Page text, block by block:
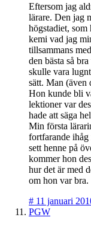
Eftersom jag
lärare. Den jag
högstadiet,
kemi vad jag
tillsammans
den bästa så
skulle vara
sätt. Man (även
Hon kunde bli
lektioner var
hade att säga
Min första
fortfarande
sett henne på
kommer hon
hur det är med
om hon var bra.
# 11 januari
PGW